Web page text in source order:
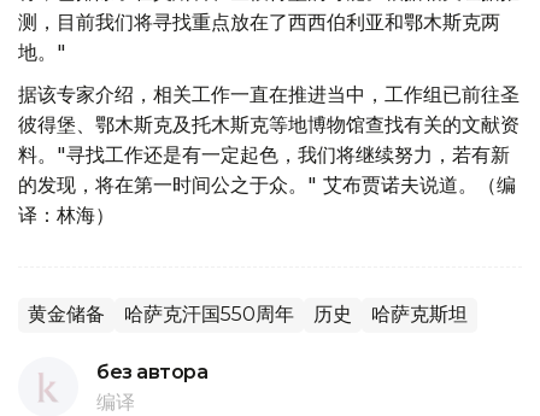
测，目前我们将寻找重点放在了西西伯利亚和鄂木斯克两
地。"
据该专家介绍，相关工作一直在推进当中，工作组已前往圣
彼得堡、鄂木斯克及托木斯克等地博物馆查找有关的文献资
料。"寻找工作还是有一定起色，我们将继续努力，若有新
的发现，将在第一时间公之于众。" 艾布贾诺夫说道。（编
译：林海）
黄金储备 哈萨克汗国550周年 历史 哈萨克斯坦
без автора
编译